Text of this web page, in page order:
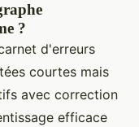
?
d'erreurs
courtes mais
avec correction
efficace